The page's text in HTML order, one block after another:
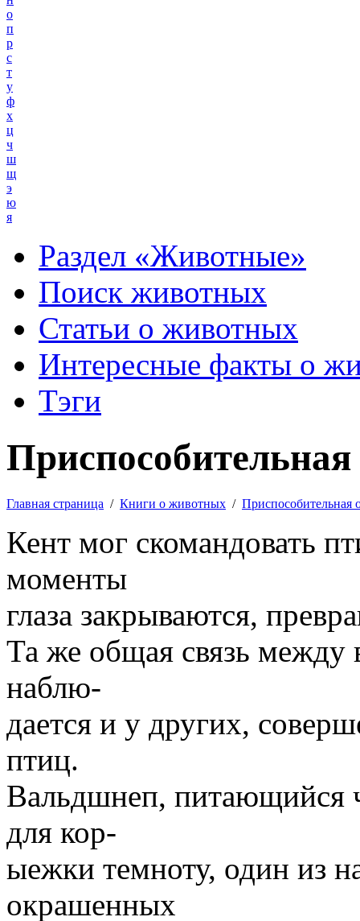
о
п
р
с
т
у
ф
х
ц
ч
ш
щ
э
ю
я
Раздел «Животные»
Поиск животных
Статьи о животных
Интересные факты о
Тэги
Главная страница / Книги о животных / Приспособительная
Кент мог скомандовать
моменты
глаза закрываются,
Та же общая связь
наблю-
дается и у других,
птиц.
Вальдшнеп, питающийся
для кор-
ыежки темноту, один из
окрашенных